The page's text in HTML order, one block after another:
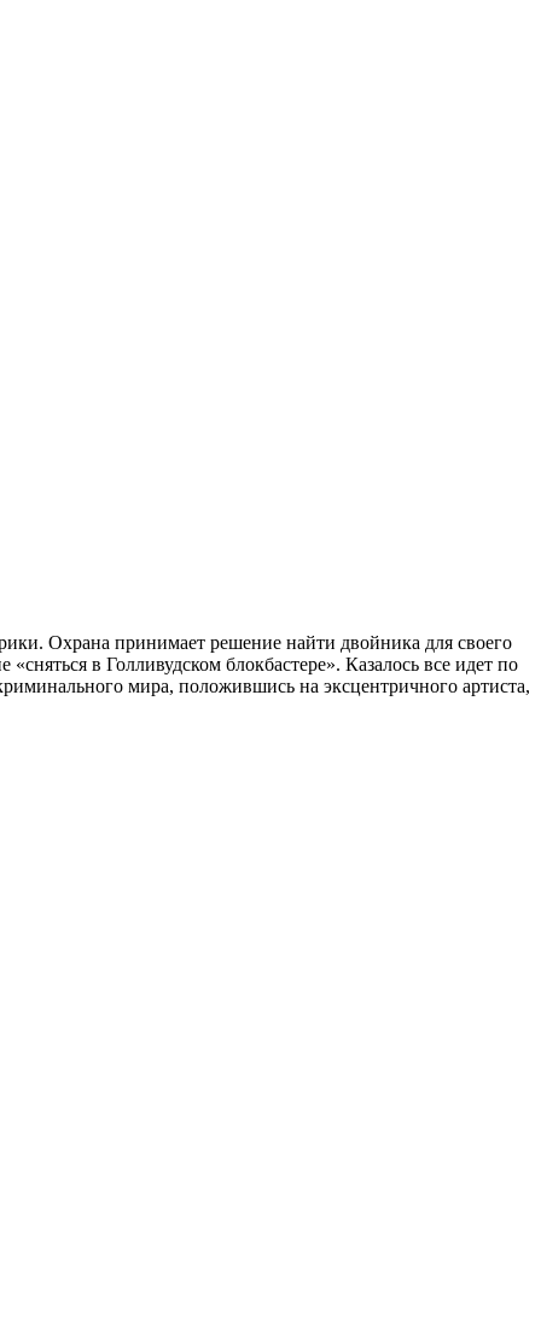
Охрана принимает решение найти двойника для своего
в Голливудском блокбастере». Казалось все идет по
мира, положившись на эксцентричного артиста,